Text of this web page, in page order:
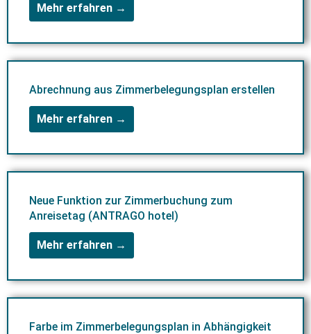
Mehr erfahren →
Abrechnung aus Zimmerbelegungsplan erstellen
Mehr erfahren →
Neue Funktion zur Zimmerbuchung zum
Anreisetag (ANTRAGO hotel)
Mehr erfahren →
Farbe im Zimmerbelegungsplan in Abhängigkeit